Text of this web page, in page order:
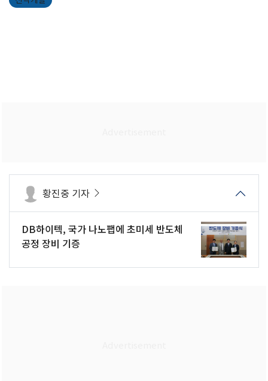
황진중 기자
DB하이텍, 국가 나노팹에 초미세 반도체
공정 장비 기증